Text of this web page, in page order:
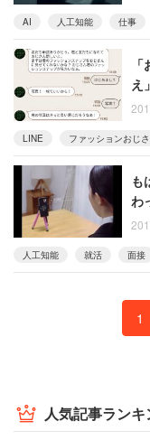
AI 人工知能 仕事
え
コ
LINE ファッションおじ
も
わ
人工知能 就活 面接
1
人気記事ランキ